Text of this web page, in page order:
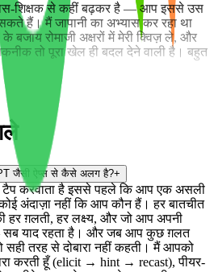
शिक्षक से कहीं बढ़कर है — आप इससे उस
हैं। मैं जापानी का अभ्यास कर रहा था
बजाय रोमाजी अक्षरों में मेरी क्विज़ ले, और
तो पूरा खेल ही बदल देने वाली है। बहुत
जैसी ऐप्स से कैसे अलग है?+
टैप करवाता है इससे पहले कि आप एक असली
अंदाज़ा नहीं कि आप कौन हैं। हर बातचीत
ग़लती, हर लक्ष्य, और जो आप अपनी
सब याद रहता है। और जब आप कुछ ग़लत
तरह से दोबारा नहीं कहती। मैं आपको
करती हूँ (elicit → hint → recast), पीयर-